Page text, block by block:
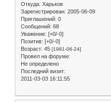
Откуда: Харьков
Зарегистрирован: 2005-06-09
Приглашений: 0
Сообщений: 68
Уважение: [+0/-0]
Позитив: [+0/-0]
Возраст: 45 [1981-06-24]
Провел на форуме:
Не определено
Последний визит:
2011-03-03 16:11:55